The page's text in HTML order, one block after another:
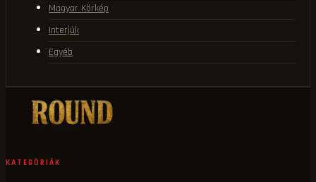
Magyar Körkép
Interjúk
Egyéb
KATEGÓRIÁK